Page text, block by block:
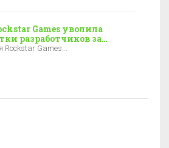
Games уволила
разработчиков за
до выхода GTA 6
Rockstar Games...